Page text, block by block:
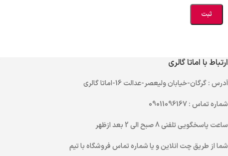
ارتباط با اماتا گالری
آدرس: گرگان-خیابان ولیعصر-عدالت 16-اماتا گالری
شماره تماس: 09011096167
ساعت پاسخگویی تلفنی
شما از طریقچت انلاینو یاشماره تماسفروشگاه با تیم